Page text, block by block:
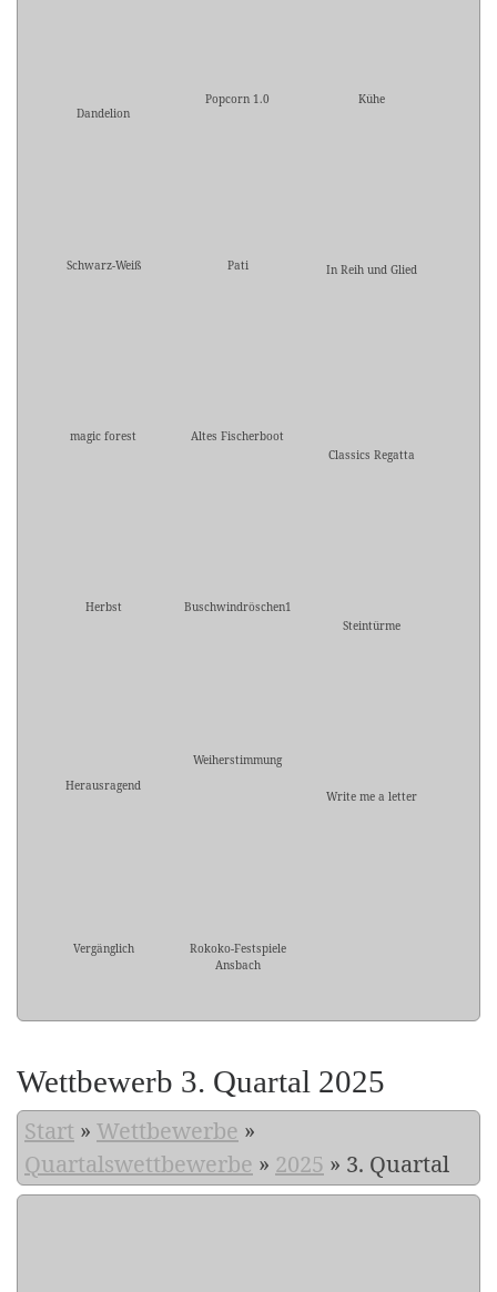
Dandelion
Popcorn 1.0 Kühe
Schwarz-Weiß Pati In Reih und Glied
magic forest
Altes Fischerboot
Classics Regatta
Herbst
Buschwindröschen1
Steintürme
Herausragend
Weiherstimmung
Write me a letter
Vergänglich
Rokoko-Festspiele
Ansbach
Wettbewerb 3. Quartal 2025
Start » Wettbewerbe »
Quartalswettbewerbe » 2025 » 3. Quartal